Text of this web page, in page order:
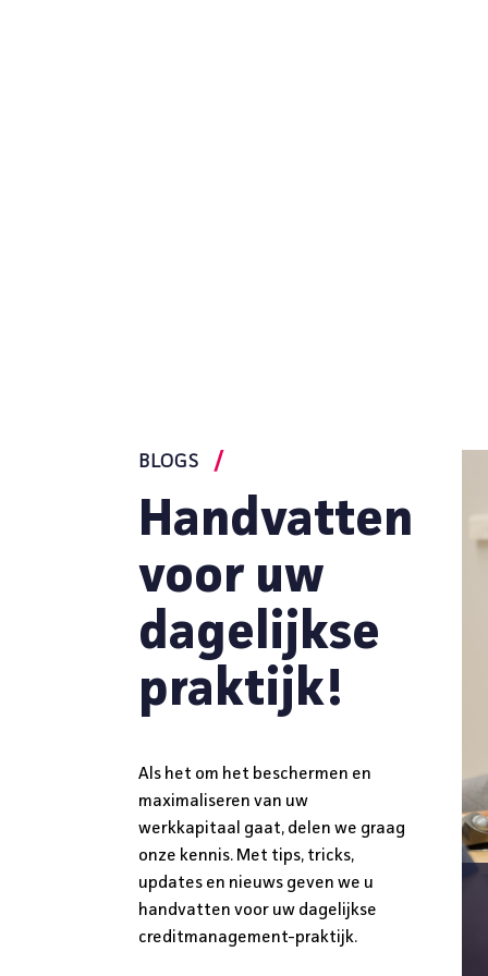
BLOGS
Handvatten
voor uw
dagelijkse
praktijk!
Als het om het beschermen en
maximaliseren van uw
werkkapitaal gaat, delen we graag
onze kennis. Met tips, tricks,
updates en nieuws geven we u
handvatten voor uw dagelijkse
creditmanagement-praktijk.